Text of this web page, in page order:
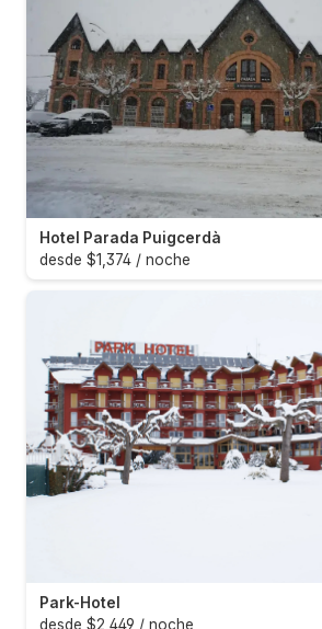
Hotel Parada Puigcerdà
desde $1,374 / noche
Park-Hotel
desde $2,449 / noche